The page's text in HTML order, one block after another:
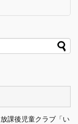
課後児童クラブ「い